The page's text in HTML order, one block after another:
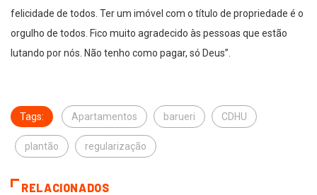
felicidade de todos. Ter um imóvel com o título de propriedade é o
orgulho de todos. Fico muito agradecido às pessoas que estão
lutando por nós. Não tenho como pagar, só Deus”.
Tags: Apartamentos barueri CDHU
plantão regularização
RELACIONADOS